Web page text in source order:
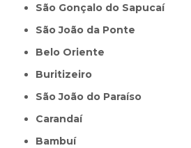
São Gonçalo do Sapucaí
São João da Ponte
Belo Oriente
Buritizeiro
São João do Paraíso
Carandaí
Bambuí